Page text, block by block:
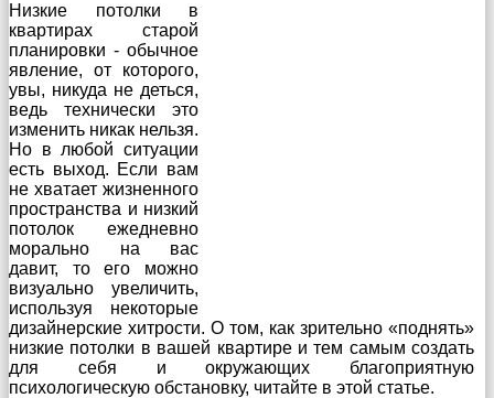
Низкие потолки в
квартирах старой
планировки - обычное
явление, от которого,
увы, никуда не деться,
ведь технически это
изменить никак нельзя.
Но в любой ситуации
есть выход. Если вам
не хватает жизненного
пространства и низкий
потолок ежедневно
морально на вас
давит, то его можно
визуально увеличить,
используя некоторые
дизайнерские хитрости. О том, как зрительно «поднять»
низкие потолки в вашей квартире и тем самым создать
для себя и окружающих благоприятную
психологическую обстановку, читайте в этой статье.